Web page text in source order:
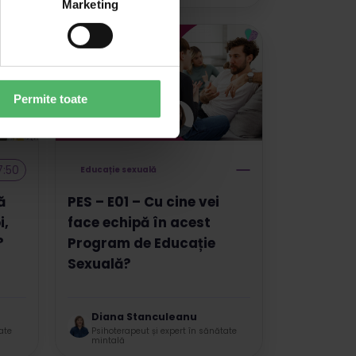
Marketing
Permite toate
Educație sexuală
PES – E01 – Cu cine vei
face echipă în acest
Program de Educație
Sexuală?
Diana Stanculeanu
Psihoterapeut și expert în sănătate
mintală